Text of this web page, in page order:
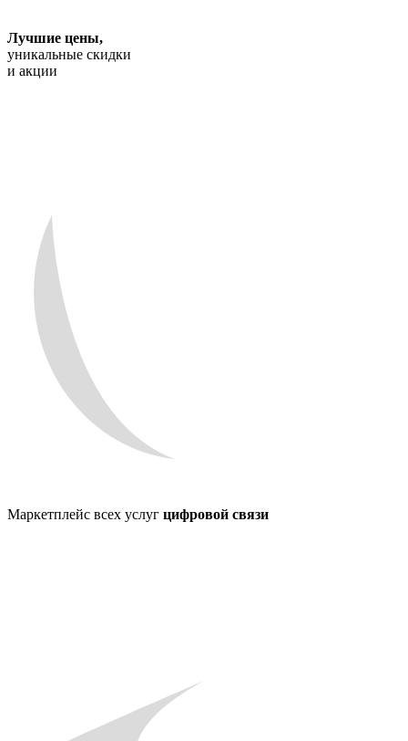
Лучшие цены,
уникальные скидки
и акции
Маркетплейс всех услуг цифровой связи